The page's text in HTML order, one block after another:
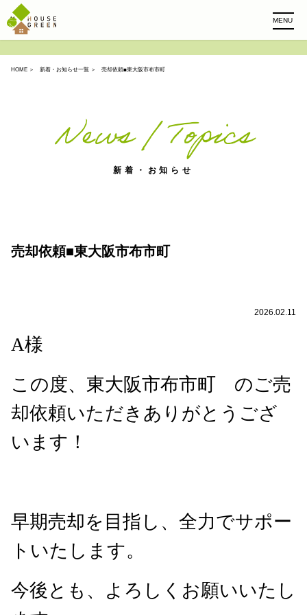
MENU
HOME ＞ 新着・お知らせ一覧 ＞ 売却依頼■東大阪市布市町
News / Topics
新着・お知らせ
売却依頼■東大阪市布市町
2026.02.11
A様
この度、東大阪市布市町 のご売
却依頼いただきありがとうござ
います！
早期売却を目指し、全力でサポー
トいたします。
今後とも、よろしくお願いいたし